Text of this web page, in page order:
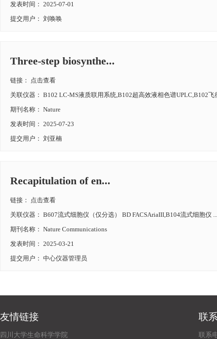
发表时间： 2025-07-01
提交用户： 刘唤唤
Three-step biosynthe...
链接： 点击查看
关联仪器： B102 LC-MS液质联用系统,B102超高效液相色谱UPLC,B102飞
期刊名称： Nature
发表时间： 2025-07-23
提交用户： 刘亚楠
Recapitulation of en...
链接： 点击查看
关联仪器： B607流式细胞仪（仅分选） BD FACSAriaIII,B104流式细胞仪 ...
期刊名称： Nature Communications
发表时间： 2025-03-21
提交用户： 中心仪器管理员
友情链接
四川大学生命科学学院
联
联系